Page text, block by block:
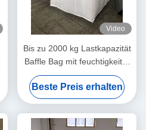
Video
Bis zu 2000 kg Lastkapazität
Baffle Bag mit feuchtigkeits-
und staubdichtem Design
Beste Preis erhalten